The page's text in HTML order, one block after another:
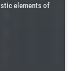
elements of